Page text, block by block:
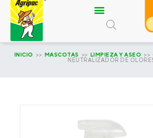
contenido
INICIO >> MASCOTAS >> LIMPIEZA Y ASEO >>
NEUTRALIZADOR DE